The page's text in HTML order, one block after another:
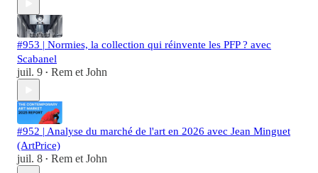
#953 | Normies, la collection qui réinvente les PFP ? avec
Scabanel
juil. 9 • Rem et John
#952 | Analyse du marché de l'art en 2026 avec Jean Minguet
(ArtPrice)
juil. 8 • Rem et John